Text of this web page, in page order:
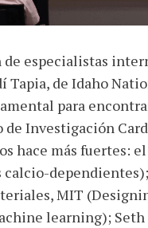
de especialistas
Tapia, de Idaho
para
Investigación
hace más fuertes:
MIT
learning);